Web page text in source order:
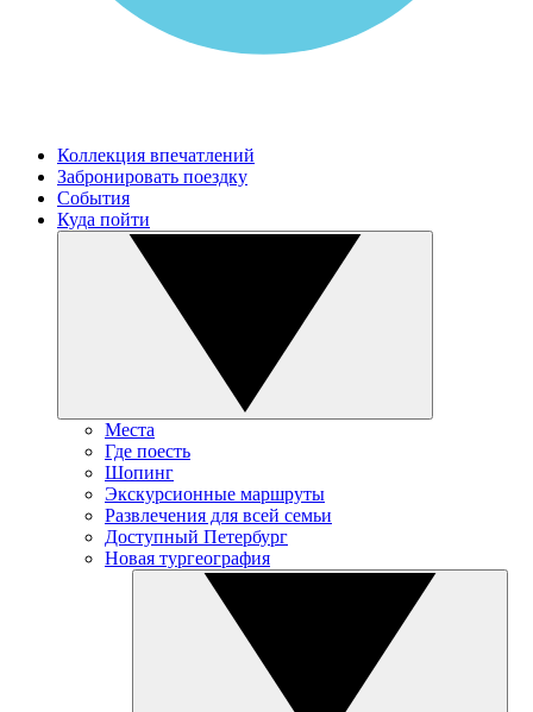
Коллекция впечатлений
Забронировать поездку
События
Куда пойти
Места
Где поесть
Шопинг
Экскурсионные маршруты
Развлечения для всей семьи
Доступный Петербург
Новая тургеография